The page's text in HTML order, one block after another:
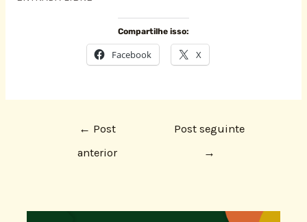
Compartilhe isso:
Facebook X
← Post
anterior
Post seguinte
→